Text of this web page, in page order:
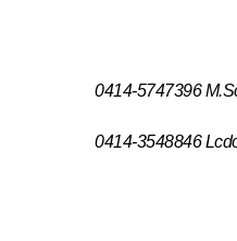
0414-5747396
0414-3548846